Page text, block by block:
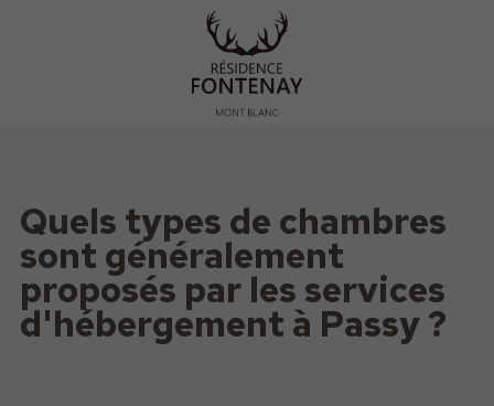
Quels types de chambres
sont généralement
proposés par les services
d'hébergement à Passy ?